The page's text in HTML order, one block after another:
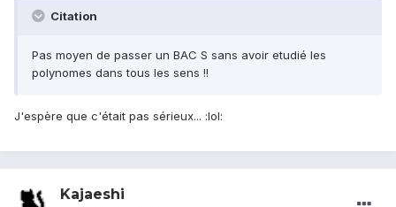
Citation
Pas moyen de passer un BAC S sans avoir etudié les
polynomes dans tous les sens !!
J'espère que c'était pas sérieux... :lol:
Kajaeshi